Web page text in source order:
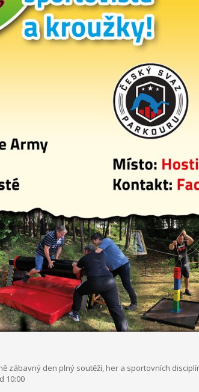
zábavný den plný soutěží, her a sportovních
10:00